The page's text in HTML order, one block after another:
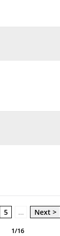
5 … Next >
1/16